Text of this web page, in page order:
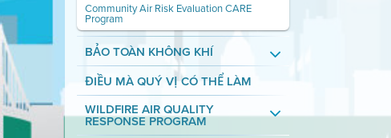
Community Air Risk Evaluation CARE
Program
BẢO TOÀN KHÔNG KHÍ
ĐIỀU MÀ QUÝ VỊ CÓ THỂ LÀM
WILDFIRE AIR QUALITY
RESPONSE PROGRAM